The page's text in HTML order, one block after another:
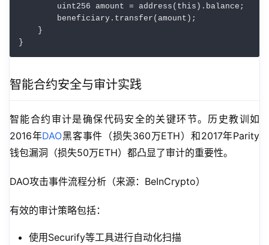
        uint256 amount = address(this).balance;
        beneficiary.transfer(amount);
    }
智能合约安全与审计实践
智能合约审计是确保代码安全的关键环节。历史教训如
2016年DAO黑客事件（损失360万ETH）和2017年Parity
钱包漏洞（损失50万ETH）都凸显了审计的重要性。
DAO攻击事件流程分析（来源：BeInCrypto）
有效的审计策略包括：
使用Securify等工具进行自动化扫描